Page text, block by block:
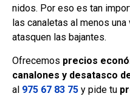
nidos. Por eso es tan
las canaletas al menos
atasquen las bajantes.
Ofrecemos precios
canalones y desatasco
al 975 67 83 75 y pide tu